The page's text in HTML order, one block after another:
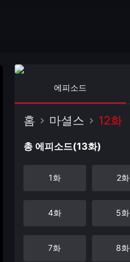
에피소드
홈 마셜스 12화
총 에피소드(13화)
1화 2화
4화 5화
7화 8화